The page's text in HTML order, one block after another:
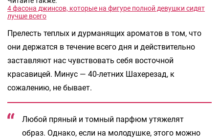
4 фасона джинсов, которые на фигуре полной девушки сидят
лучше всего
Прелесть теплых и дурманящих ароматов в том, что
они держатся в течение всего дня и действительно
заставляют нас чувствовать себя восточной
красавицей. Минус — 40-летних Шахерезад, к
сожалению, не бывает.
Любой пряный и томный парфюм утяжелят
образ. Однако, если на молодушке, этого можно